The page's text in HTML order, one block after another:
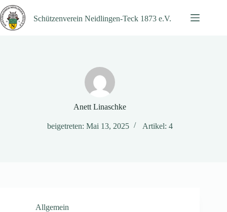
Zum
Inhalt
springen
Schützenverein Neidlingen-Teck 1873 e.V.
Anett Linaschke
beigetreten: Mai 13, 2025 Artikel: 4
Allgemein